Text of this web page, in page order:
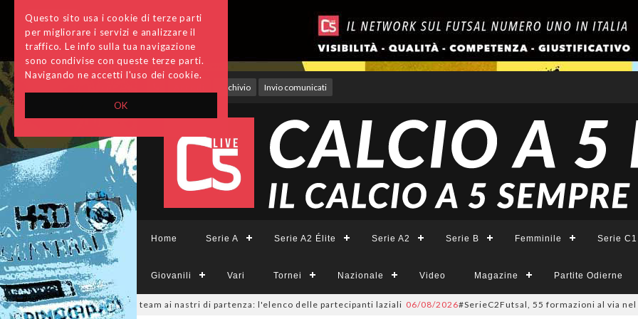
OK
Questo sito usa i cookie di terze parti
per migliorare i servizi e analizzare il
traffico. Le info sulla tua navigazione
sono condivise con queste terze parti.
Navigando ne accetti l'uso dei cookie.
Archivio Invio comunicati
Home Serie A Serie A2 Élite Serie A2 Serie B Femminile Serie C1
Giovanili Vari Tornei Nazionale Video Magazine Partite Odierne
sono 14 i team ai nastri di partenza: l'elenco delle partecipanti laziali 06/08/2026#SerieC2Futsal, 55 formazioni al via nel